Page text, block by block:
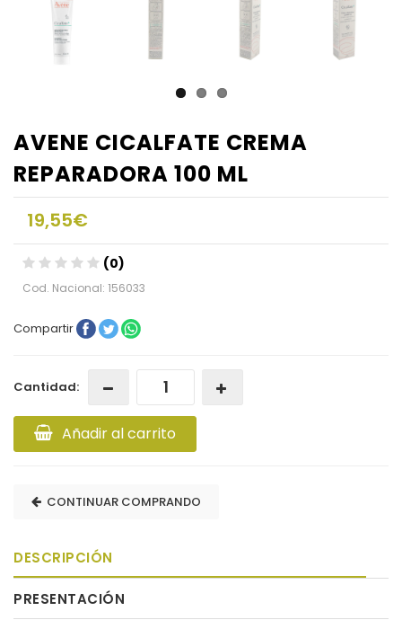
AVENE CICALFATE CREMA
REPARADORA 100 ML
19,55€
(0)
Cod. Nacional: 156033
Compartir
Cantidad:
Añadir al carrito
CONTINUAR COMPRANDO
DESCRIPCIÓN
PRESENTACIÓN